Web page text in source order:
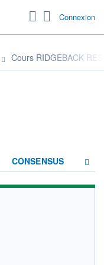
Connexion
Cours RIDGEBACK RES
CONSENSUS